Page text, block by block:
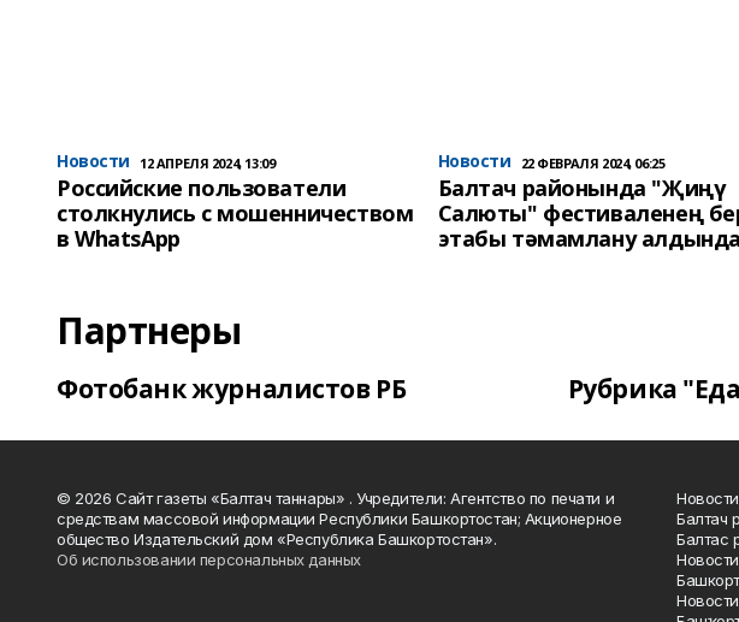
Новости 12 АПРЕЛЯ 2024, 13:09
Российские пользователи
столкнулись с мошенничеством
в WhatsApp
Новости 22 ФЕВРАЛЯ 2024, 06:25
Балтач районында "Җиңү
Салюты" фестиваленең
этабы тәмамлану алдында
Партнеры
Фотобанк журналистов РБ Рубрика
© 2026 Сайт газеты «Балтач таннары» . Учредители: Агентство по печати и
средствам массовой информации Республики Башкортостан; Акционерное
общество Издательский дом «Республика Башкортостан».
Об использовании персональных данных
Балтач
Балтас